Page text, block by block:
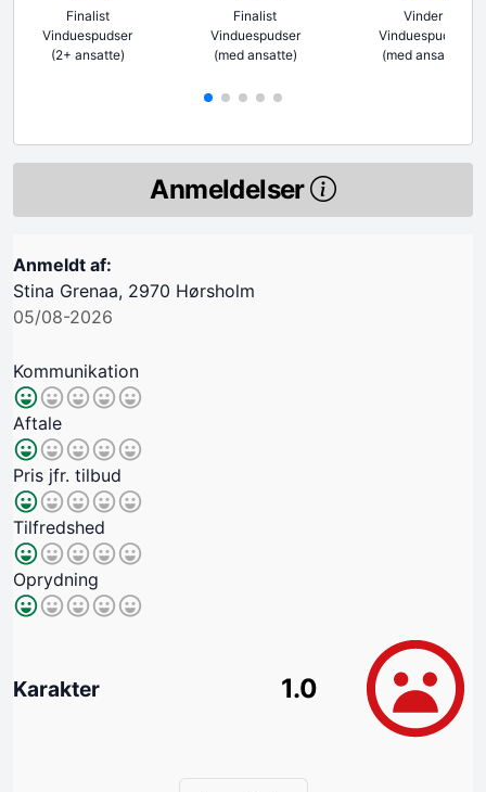
Finalist
Vinduespudser
(2+ ansatte)
Finalist
Vinduespudser
(med ansatte)
Vinder
Vinduespudser
(med ansatte)
Anmeldelser
Anmeldt af:
Stina Grenaa, 2970 Hørsholm
05/08-2026
Kommunikation
Aftale
Pris jfr. tilbud
Tilfredshed
Oprydning
Karakter 1.0